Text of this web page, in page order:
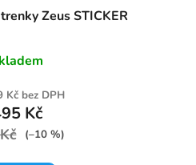
Zeus STICKER
Kč bez DPH
Kč
(–10 %)